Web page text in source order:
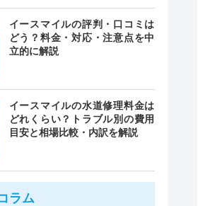
イースマイルの評判・口コミは
どう？料金・対応・注意点を中
立的に解説
イースマイルの水道修理料金は
どれくらい？トラブル別の費用
目安と相場比較・内訳を解説
ラム